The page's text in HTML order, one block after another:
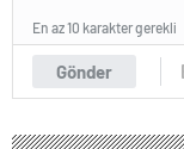
Gönder
En az 10 karakter gerekli